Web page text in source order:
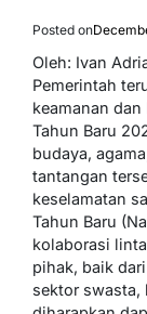
Posted on
Oleh: Ivan
Pemerintah
keamanan
Tahun Baru
budaya,
tantangan
keselamatan
Tahun Baru
kolaborasi
pihak, baik
sektor swasta,